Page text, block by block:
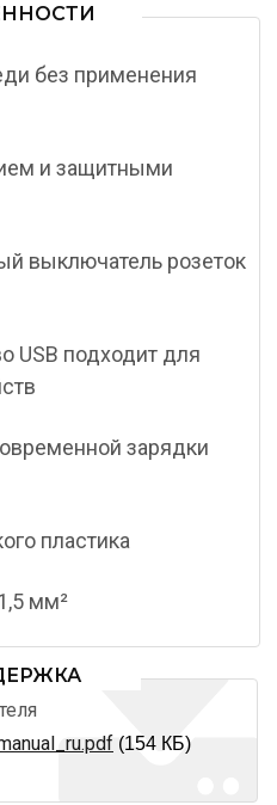
без применения
и защитными
выключатель розеток
USB подходит для
зарядки
пластика
мм²
(154 КБ)